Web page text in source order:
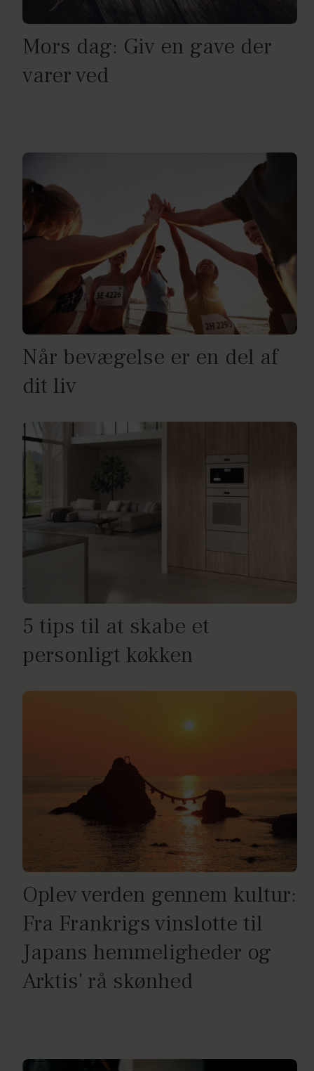
Mors dag: Giv en gave der
varer ved
Når bevægelse er en del af
dit liv
5 tips til at skabe et
personligt køkken
Oplev verden gennem kultur:
Fra Frankrigs vinslotte til
Japans hemmeligheder og
Arktis' rå skønhed